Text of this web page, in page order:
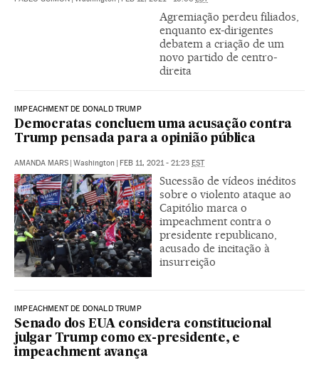
Agremiação perdeu filiados,
enquanto ex-dirigentes
debatem a criação de um
novo partido de centro-
direita
IMPEACHMENT DE DONALD TRUMP
Democratas concluem uma acusação contra
Trump pensada para a opinião pública
AMANDA MARS | Washington | FEB 11, 2021 - 21:23 EST
Sucessão de vídeos inéditos
sobre o violento ataque ao
Capitólio marca o
impeachment contra o
presidente republicano,
acusado de incitação à
insurreição
IMPEACHMENT DE DONALD TRUMP
Senado dos EUA considera constitucional
julgar Trump como ex-presidente, e
impeachment avança